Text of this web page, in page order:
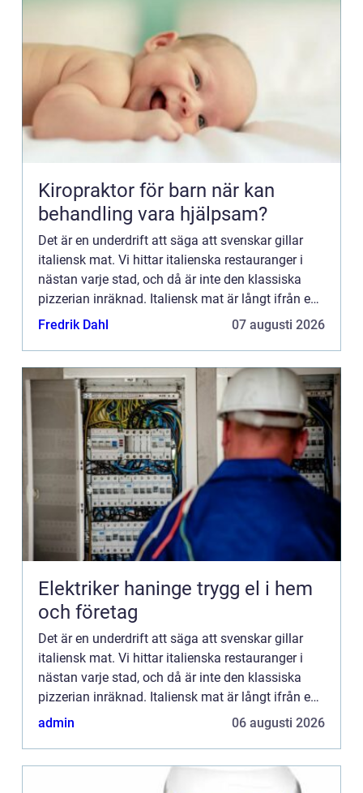
Kiropraktor för barn när kan
behandling vara hjälpsam?
Det är en underdrift att säga att svenskar gillar
italiensk mat. Vi hittar italienska restauranger i
nästan varje stad, och då är inte den klassiska
pizzerian inräknad. Italiensk mat är långt ifrån en
s...
Fredrik Dahl 07 augusti 2026
Elektriker haninge trygg el i hem
och företag
Det är en underdrift att säga att svenskar gillar
italiensk mat. Vi hittar italienska restauranger i
nästan varje stad, och då är inte den klassiska
pizzerian inräknad. Italiensk mat är långt ifrån en
s...
admin 06 augusti 2026